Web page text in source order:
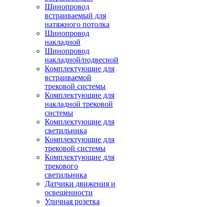
Шинопровод
встраиваемый для
натяжного потолка
Шинопровод
накладной
Шинопровод
накладной/подвесной
Комплектующие для
встраиваемой
трековой системы
Комплектующие для
накладной трековой
системы
Комплектующие для
светильника
Комплектующие для
трековой системы
Комплектующие для
трекового
светильника
Датчики движения и
освещенности
Уличная розетка